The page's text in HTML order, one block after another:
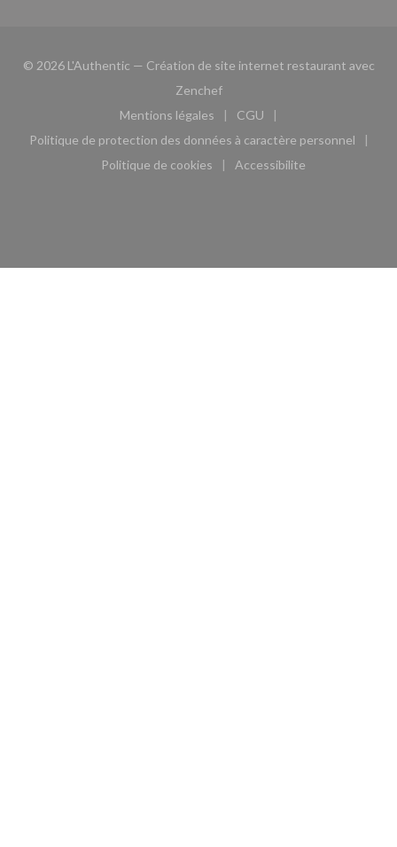
© 2026 L'Authentic — Création de site internet restaurant avec
Zenchef((ouvre une nouvelle fenêtre))
Mentions légales
((ouvre une nouvelle fenêtre))
CGU
((ouvre une nouvelle
Politique de protection des données à caractère personnel
((ouvre une nouvelle fenêtre))
Politique de cookies
((ouvre une nouvelle fenêtre))
Accessibilite